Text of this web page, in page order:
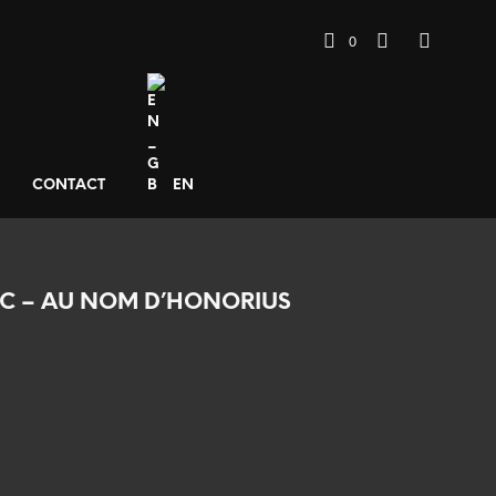
CONTACT EN
0
– AU NOM D’HONORIUS